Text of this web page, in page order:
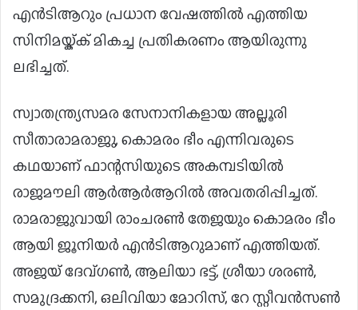
എൻടിആറും പ്രധാന വേഷത്തിൽ എത്തിയ
സിനിമയ്ക്ക് മികച്ച പ്രതികരണം ആയിരുന്നു
ലഭിച്ചത്.
സ്വാതന്ത്ര്യസമര സേനാനികളായ അല്ലൂരി
സീതാരാമരാജു, കൊമരം ഭീം എന്നിവരുടെ
കഥയാണ് ഫാന്റസിയുടെ അകമ്പടിയില്‍
രാജമൗലി ആര്‍ആര്‍ആറില്‍ അവതരിപ്പിച്ചത്.
രാമരാജുവായി രാംചരണ്‍ തേജയും കൊമരം ഭീം
ആയി ജൂനിയര്‍ എന്‍ടിആറുമാണ് എത്തിയത്.
അജയ് ദേവ്ഗണ്‍, ആലിയാ ഭട്ട്, ശ്രീയാ ശരണ്‍,
സമുദ്രക്കനി, ഒലിവിയാ മോറിസ്, റേ സ്റ്റീവന്‍സണ്‍